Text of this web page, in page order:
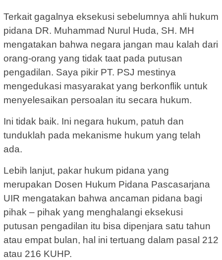
Terkait gagalnya eksekusi sebelumnya ahli hukum
pidana DR. Muhammad Nurul Huda, SH. MH
mengatakan bahwa negara jangan mau kalah dari
orang-orang yang tidak taat pada putusan
pengadilan. Saya pikir PT. PSJ mestinya
mengedukasi masyarakat yang berkonflik untuk
menyelesaikan persoalan itu secara hukum.
Ini tidak baik. Ini negara hukum, patuh dan
tunduklah pada mekanisme hukum yang telah
ada.
Lebih lanjut, pakar hukum pidana yang
merupakan Dosen Hukum Pidana Pascasarjana
UIR mengatakan bahwa ancaman pidana bagi
pihak – pihak yang menghalangi eksekusi
putusan pengadilan itu bisa dipenjara satu tahun
atau empat bulan, hal ini tertuang dalam pasal 212
atau 216 KUHP.